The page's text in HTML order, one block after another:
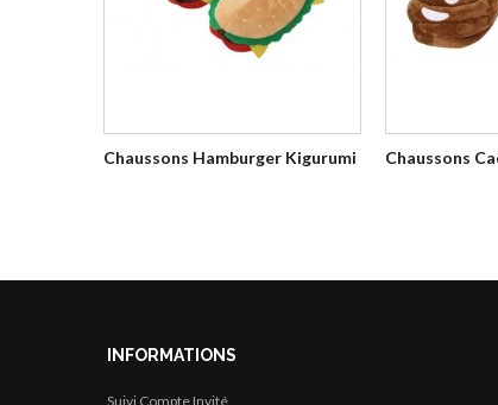
Chaussons Hamburger Kigurumi Chaussons
INFORMATIONS
Suivi Compte Invité